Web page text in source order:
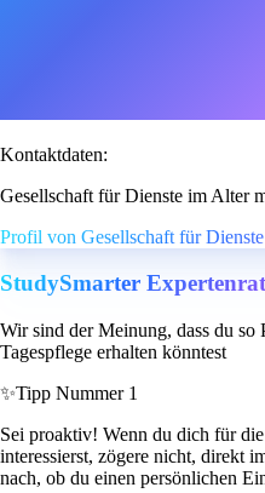
Kontaktdaten:
Gesellschaft für Dienste im Alter
Profil von Gesellschaft für
StudySmarter Expertenrat
Wir sind der Meinung, dass du
Tagespflege erhalten könntest
✨Tipp Nummer 1
Sei proaktiv! Wenn du dich für
interessierst, zögere nicht, direkt
nach, ob du einen persönlichen